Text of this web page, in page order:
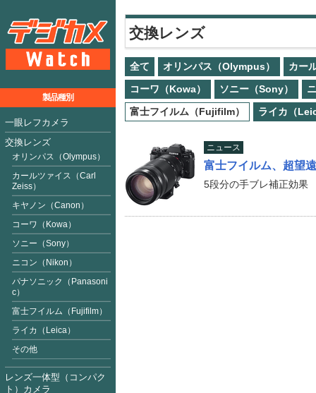
交換レンズ
全て オリンパス（Olympus）
カー
コーワ（Kowa）
ソニー（Sony）
富士フイルム（Fujifilm）
ライカ（
ニュース
富士フイルム、超望
5段分の手ブレ補正効果
製品種別
一眼レフカメラ
交換レンズ
オリンパス（Olympus）
カールツァイス（Carl
Zeiss）
キヤノン（Canon）
コーワ（Kowa）
ソニー（Sony）
ニコン（Nikon）
パナソニック（Panasoni
c）
富士フイルム（Fujifilm）
ライカ（Leica）
その他
レンズ一体型（コンパク
ト）カメラ